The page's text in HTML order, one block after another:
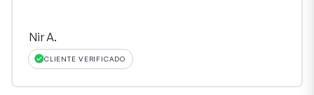
Nir A.
CLIENTE VERIFICADO